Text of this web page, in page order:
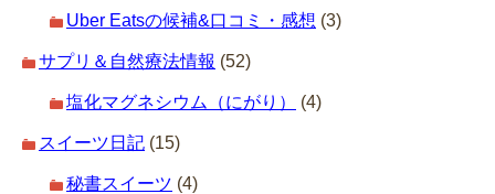
Uber Eatsの候補&口コミ・感想 (3)
サプリ＆自然療法情報 (52)
塩化マグネシウム（にがり） (4)
スイーツ日記 (15)
秘書スイーツ (4)